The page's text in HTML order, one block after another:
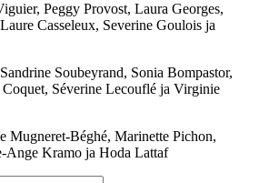
Peggy Provost, Laura Georges,
Casseleux, Severine Goulois ja
Sandrine Soubeyrand, Sonia Bompastor,
Séverine Lecouflé ja Virginie
Mugneret-Béghé, Marinette Pichon,
Ange Kramo ja Hoda Lattaf